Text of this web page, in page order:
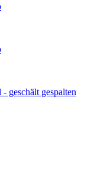
geschält gespalten